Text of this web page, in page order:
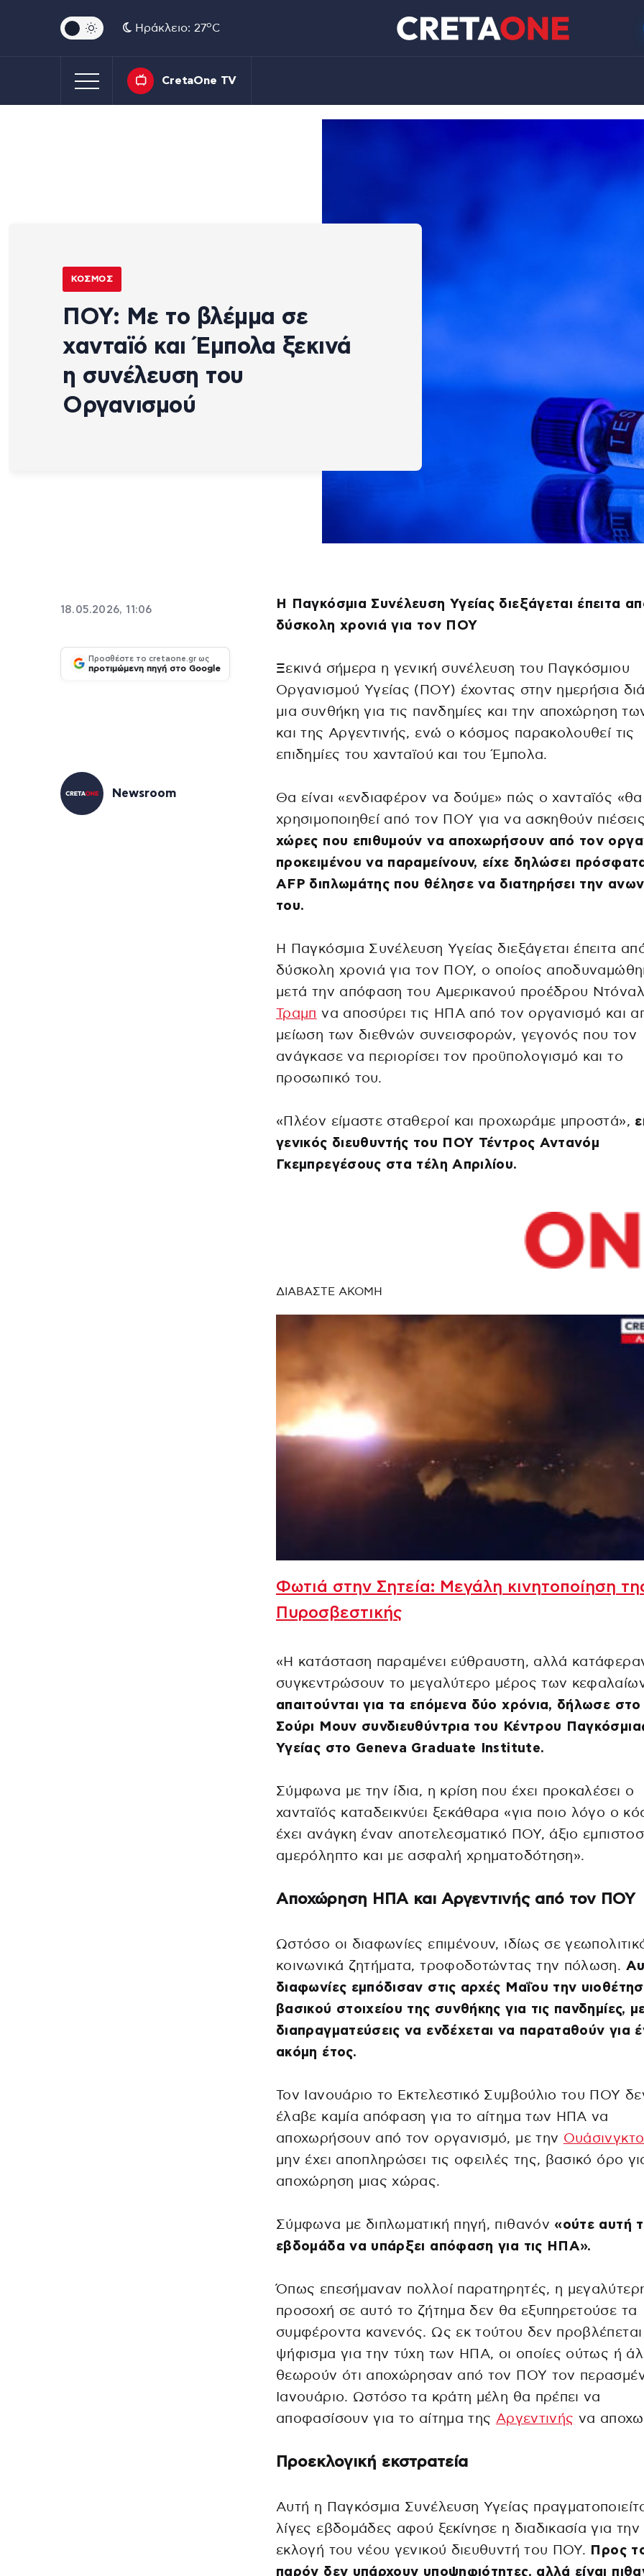
Ηράκλειο: 27oC
CretaOne TV
ΚΌΣΜΟΣ
ΠΟΥ: Με το βλέμμα σε
χανταϊό και Έμπολα ξεκινά
η συνέλευση του
Οργανισμού
18.05.2026, 11:06
Προσθέστε το cretaone.gr ως
προτιμώμενη πηγή στο Google
Newsroom
H Παγκόσμια Συνέλευση Υγείας διεξάγεται έπειτα
δύσκολη χρονιά για τον ΠΟΥ
Ξεκινά σήμερα η γενική συνέλευση του Παγκόσμιου
Οργανισμού Υγείας (ΠΟΥ) έχοντας στην ημερήσια
μια συνθήκη για τις πανδημίες και την αποχώρηση
και της Αργεντινής, ενώ ο κόσμος παρακολουθεί τις
επιδημίες του χανταϊού και του Έμπολα.
Θα είναι «ενδιαφέρον να δούμε» πώς ο χανταϊός «θα
χρησιμοποιηθεί από τον ΠΟΥ για να ασκηθούν
χώρες που επιθυμούν να αποχωρήσουν από τον
προκειμένου να παραμείνουν, είχε δηλώσει
AFP διπλωμάτης που θέλησε να διατηρήσει την
του.
H Παγκόσμια Συνέλευση Υγείας διεξάγεται έπειτα
δύσκολη χρονιά για τον ΠΟΥ, ο οποίος
μετά την απόφαση του Αμερικανού προέδρου
Τραμπ να αποσύρει τις ΗΠΑ από τον οργανισμό και
μείωση των διεθνών συνεισφορών, γεγονός που τον
ανάγκασε να περιορίσει τον προϋπολογισμό και το
προσωπικό του.
«Πλέον είμαστε σταθεροί και προχωράμε μπροστά»,
γενικός διευθυντής του ΠΟΥ Τέντρος Αντανόμ
Γκεμπρεγέσους στα τέλη Απριλίου.
ΔΙΑΒΑΣΤΕ ΑΚΟΜΗ
Φωτιά στην Σητεία: Μεγάλη κινητοποίηση
Πυροσβεστικής
«Η κατάσταση παραμένει εύθραυστη, αλλά
συγκεντρώσουν το μεγαλύτερο μέρος των
απαιτούνται για τα επόμενα δύο χρόνια, δήλωσε
Σούρι Μουν συνδιευθύντρια του Κέντρου
Υγείας στο Geneva Graduate Institute.
Σύμφωνα με την ίδια, η κρίση που έχει προκαλέσει ο
χανταϊός καταδεικνύει ξεκάθαρα «για ποιο λόγο ο
έχει ανάγκη έναν αποτελεσματικό ΠΟΥ, άξιο
αμερόληπτο και με ασφαλή χρηματοδότηση».
Αποχώρηση ΗΠΑ και Αργεντινής από τον ΠΟΥ
Ωστόσο οι διαφωνίες επιμένουν, ιδίως σε
κοινωνικά ζητήματα, τροφοδοτώντας την πόλωση.
διαφωνίες εμπόδισαν στις αρχές Μαΐου την
βασικού στοιχείου της συνθήκης για τις πανδημίες,
διαπραγματεύσεις να ενδέχεται να παραταθούν για
ακόμη έτος.
Τον Ιανουάριο το Εκτελεστικό Συμβούλιο του ΠΟΥ
έλαβε καμία απόφαση για το αίτημα των ΗΠΑ να
αποχωρήσουν από τον οργανισμό, με την
μην έχει αποπληρώσει τις οφειλές της, βασικό όρο
αποχώρηση μιας χώρας.
Σύμφωνα με διπλωματική πηγή, πιθανόν «ούτε αυτή
εβδομάδα να υπάρξει απόφαση για τις ΗΠΑ».
Όπως επεσήμαναν πολλοί παρατηρητές, η
προσοχή σε αυτό το ζήτημα δεν θα εξυπηρετούσε τα
συμφέροντα κανενός. Ως εκ τούτου δεν προβλέπεται
ψήφισμα για την τύχη των ΗΠΑ, οι οποίες ούτως ή
θεωρούν ότι αποχώρησαν από τον ΠΟΥ τον
Ιανουάριο. Ωστόσο τα κράτη μέλη θα πρέπει να
αποφασίσουν για το αίτημα της Αργεντινής να
Προεκλογική εκστρατεία
Αυτή η Παγκόσμια Συνέλευση Υγείας
λίγες εβδομάδες αφού ξεκίνησε η διαδικασία για την
εκλογή του νέου γενικού διευθυντή του ΠΟΥ. Προς
παρόν δεν υπάρχουν υποψηφιότητες, αλλά είναι